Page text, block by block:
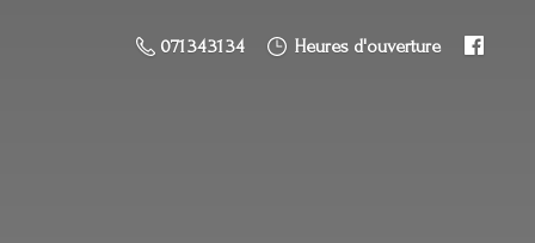
071 34 31 34 Heures d'ouverture